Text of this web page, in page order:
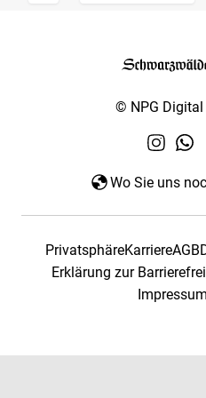
© NPG
Wo Sie uns
PrivatsphäreKarriereAGB
Erklärung zur
Impressum